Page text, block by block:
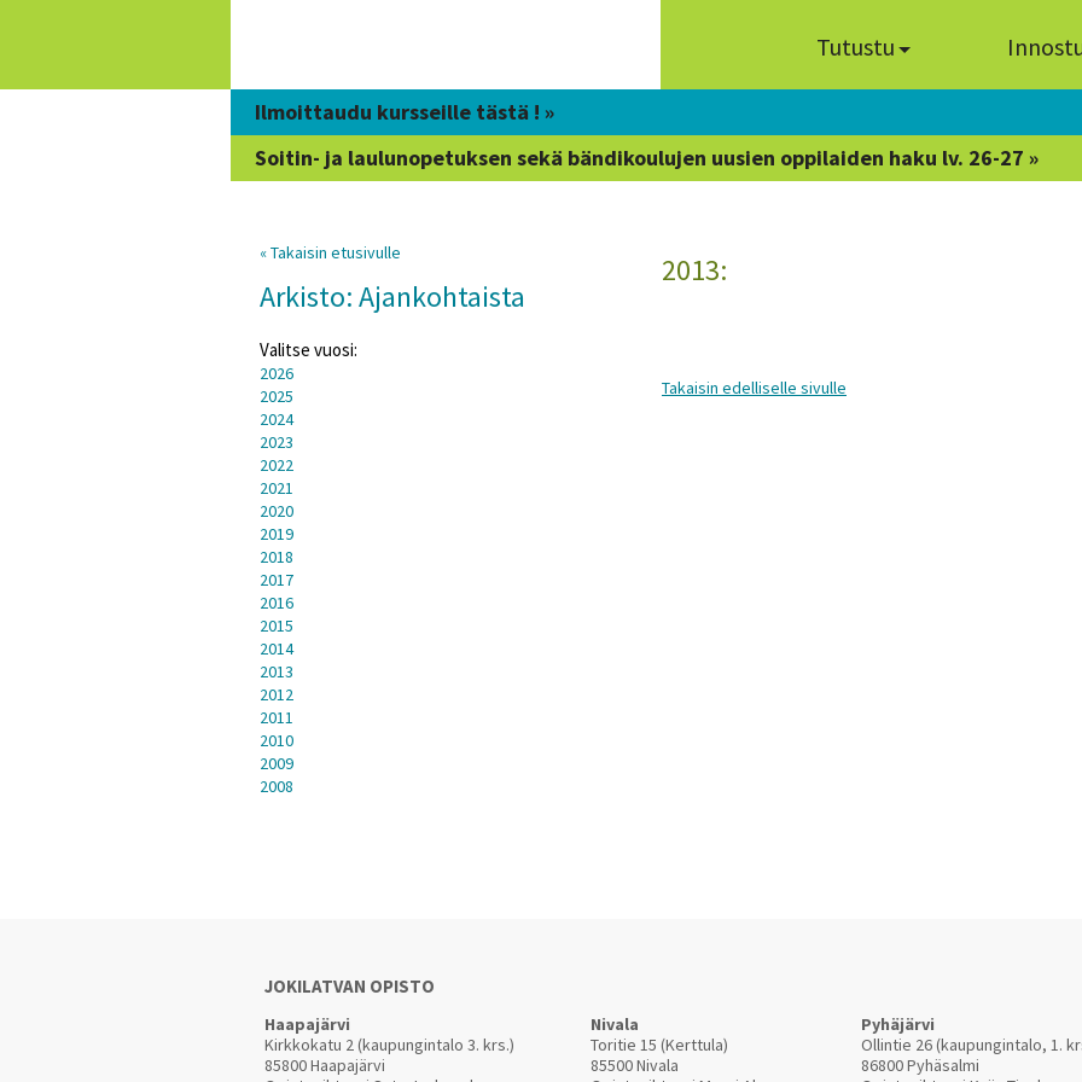
Tutustu
Ilmoittaudu kursseille tästä ! »
Soitin- ja laulunopetuksen sekä bändikoulujen uusien oppilaiden haku lv. 26-27 »
2013:
Takaisin edelliselle sivulle
« Takaisin etusivulle
Arkisto: Ajankohtaista
Valitse vuosi:
2026
2025
2024
2023
2022
2021
2020
2019
2018
2017
2016
2015
2014
2013
2012
2011
2010
2009
2008
JOKILATVAN OPISTO
Haapajärvi
Kirkkokatu 2 (kaupungintalo 3. krs.)
85800 Haapajärvi
Nivala
Toritie 15 (Kerttula)
85500 Nivala
Pyhäjärvi
Ollintie 26 (kaupungintalo, 1.
86800 Pyhäsalmi